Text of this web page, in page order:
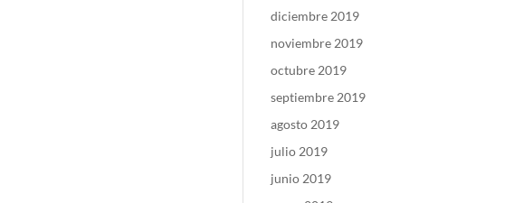
diciembre 2019
noviembre 2019
octubre 2019
septiembre 2019
agosto 2019
julio 2019
junio 2019